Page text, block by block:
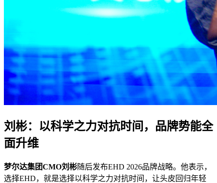
刘彬：以科学之力对抗时间，品牌势能全
面升维
梦尔达集团CMO刘彬随后发布EHD 2026品牌战略。他表示，
选择EHD，就是选择以科学之力对抗时间，让头皮回归年轻